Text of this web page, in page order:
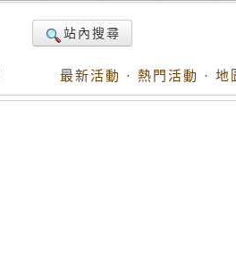
站內搜尋
最新活動 · 熱門活動 · 地